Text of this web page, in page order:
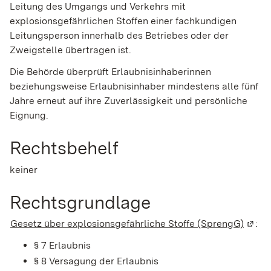
Leitung des Umgangs und Verkehrs mit
explosionsgefährlichen Stoffen einer fachkundigen
Leitungsperson innerhalb des Betriebes oder der
Zweigstelle übertragen ist.
Die Behörde überprüft Erlaubnisinhaberinnen
beziehungsweise Erlaubnisinhaber mindestens alle fünf
Jahre erneut auf ihre Zuverlässigkeit und persönliche
Eignung.
Rechtsbehelf
keiner
Rechtsgrundlage
Gesetz über explosionsgefährliche Stoffe (SprengG)
:
§ 7 Erlaubnis
§ 8 Versagung der Erlaubnis